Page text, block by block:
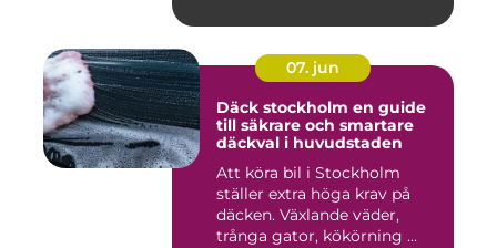
07. jun
Däck stockholm en guide
till säkrare och smartare
däckval i huvudstaden
Att köra bil i Stockholm
ställer extra höga krav på
däcken. Växlande väder,
trånga gator, kökörning ...